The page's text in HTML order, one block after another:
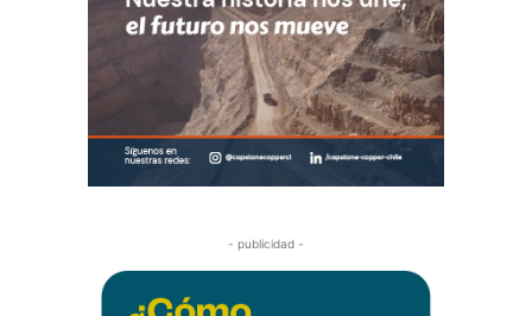
- publicidad -